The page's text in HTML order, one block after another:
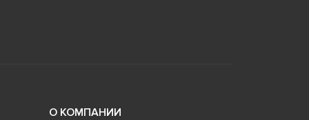
О КОМПАНИИ